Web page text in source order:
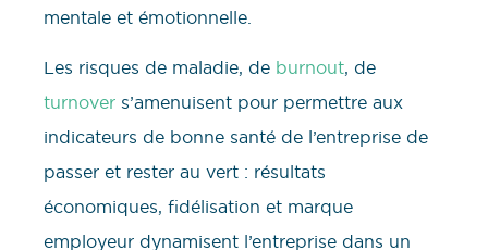
mentale et émotionnelle.
Les risques de maladie, de burnout, de
turnover s’amenuisent pour permettre aux
indicateurs de bonne santé de l’entreprise de
passer et rester au vert : résultats
économiques, fidélisation et marque
employeur dynamisent l’entreprise dans un